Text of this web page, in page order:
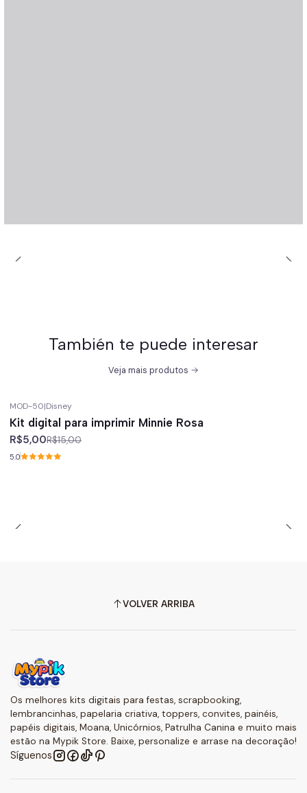
También te puede interesar
Veja mais produtos
MOD-50|Disney
Kit digital para imprimir Minnie Rosa
R$5,00R$15,00
5.0
VOLVER ARRIBA
Os melhores kits digitais para festas, scrapbooking,
lembrancinhas, papelaria criativa, toppers, convites, painéis,
papéis digitais, Moana, Unicórnios, Patrulha Canina e muito mais
estão na Mypik Store. Baixe, personalize e arrase na decoração!
Síguenos